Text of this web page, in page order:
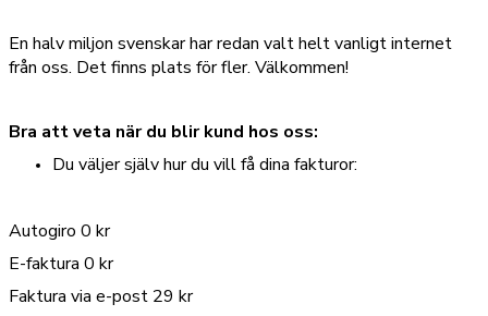
En halv miljon svenskar har redan valt helt vanligt internet
från oss. Det finns plats för fler. Välkommen!
Bra att veta när du blir kund hos oss:
Du väljer själv hur du vill få dina fakturor:
Autogiro 0 kr
E-faktura 0 kr
Faktura via e-post 29 kr